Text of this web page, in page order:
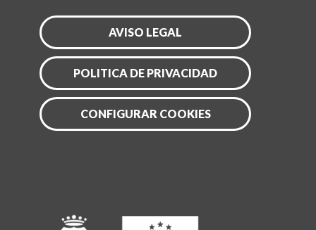
AVISO LEGAL
POLITICA DE PRIVACIDAD
CONFIGURAR COOKIES